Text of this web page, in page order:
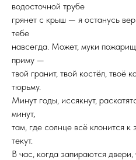
водосточной трубе
грянет с крыш — я останусь
тебе
навсегда. Может, муки
приму —
твой гранит, твой костёл, твоё
тюрьму.
Минут годы, иссякнут,
минут,
там, где солнце всё клонится к
текут.
В час, когда запираются